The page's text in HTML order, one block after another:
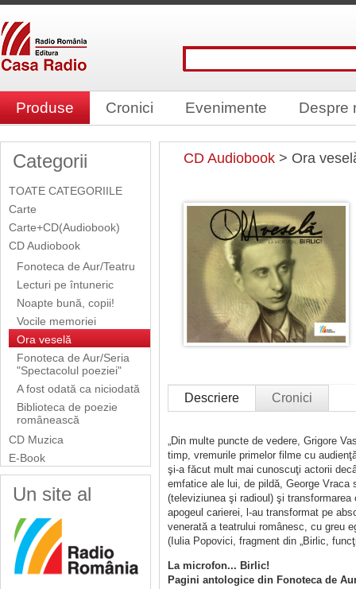
Produse Cronici Evenimente Despre
Categorii
TOATE CATEGORIILE
Carte
Carte+CD(Audiobook)
CD Audiobook
Fonoteca de Aur/Teatru
Lecturi pe întuneric
Noapte bună, copii!
Vocile memoriei
Ora veselă
Fonoteca de Aur/Seria
"Spectacolul poeziei"
A fost odată ca niciodată
Biblioteca de poezie
românească
CD Muzica
E-Book
Un site al
CD Audiobook > Ora
Descriere Cronici
„Din multe puncte de vedere, Grigore
timp, vremurile primelor filme cu
şi-a făcut mult mai cunoscuţi actorii
emfatice ale lui, de pildă, George
(televiziunea şi radioul) şi
apogeul carierei, l-au transformat pe
venerată a teatrului românesc, cu greu
(Iulia Popovici, fragment din „Birlic,
La microfon... Birlic!
Pagini antologice din Fonoteca de